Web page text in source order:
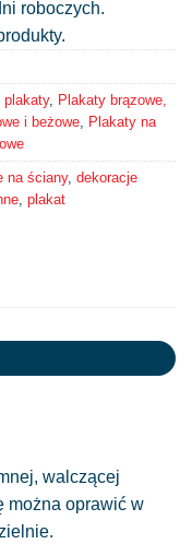
roboczych.
plakaty, Plakaty brązowe,
i beżowe
Plakaty na
na ściany, dekoracje
plakat
walczącej
można oprawić w